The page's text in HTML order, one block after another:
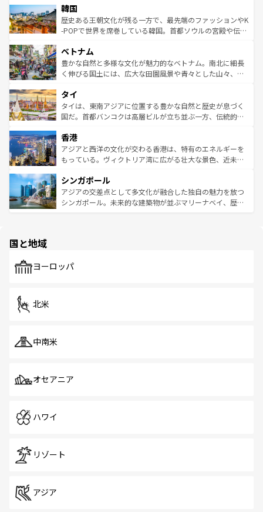
はコンテンツ一覧
いる。アクティビティも充実しており、サーフィンやダイ
ビング、ハイキングなど、アウトドア好きにはたまらな
い。オーストラリアの多彩な魅力を存分に味わいつくそ
参照してほしい。
ン）、静ひつな山岳地帯である台湾東部など、都市の喧騒
と山間の静けさが共存しており、訪れる人に新しい発見と
驚きをもたらしてくれる。また、奥深い台湾の食文化も魅
容にもいいと評判のスイーツなど、バラエティ豊かな料理
が味わえる。 なお、新着の台湾情報は コンテンツ一覧を参
照してほしい。
韓国
歴史ある王朝文化が残る一方で、最先端のファッションやK
-POPで世界を席巻している韓国。首都ソウルの宮殿や伝統
き、地方に足を延ばせば四季折々の自然美を楽しむことが
できる。そして、キムチや焼肉、絶品のストリートフード
まで、さまざまな韓国料理が待っている。夜には、韓国な
リティに包まれながら、韓国の多彩な魅力を心ゆくまで味
わってみてほしい。 なお、新着の韓国情報はコンテンツ一
覧を参照してほしい。
ベトナム
豊かな自然と多様な文化が魅力的なベトナム。南北に細長
く伸びる国土には、広大な田園風景や青々とした山々、世
急速な発展と共に伝統が息づく。ハノイの古い町並みやホ
ーチミン市のフランス統治時代の建物も、独特の雰囲気を
醸し出している。また、バラエティの豊かさとおいしさで
とつ。フォーやバインミー、ベトナムコーヒーなどは、ぜ
ひ現地で味わいたい。どの地域を訪れてもあたたかい人々
が旅行者を迎えてくれるので、きっと忘れられない旅にな
参照してほしい。
タイ
タイは、東南アジアに位置する豊かな自然と歴史が息づく
国だ。首都バンコクは高層ビルが立ち並ぶ一方、伝統的な
の活気が交差している。北部ではチェンマイなどの山岳地
帯で自然と触れ合い、南部ではプーケットやクラビの美し
いビーチでリゾート気分を楽しむことができる。タイ料理
激する。気候は一年中温暖で、どの季節にも異なる楽しみ
が待っている。親しみやすいタイの人々、仏教を中心とし
た文化、そして多様な観光資源が、訪れる旅人を魅了し続
香港
アジアと西洋の文化が交わる香港は、特有のエネルギーを
もっている。ヴィクトリア湾に広がる壮大な景色、近未来
み、どこを訪れても感動するはず。観光スポットが密集し
ており、効率よく見どころを回れるのも魅力。息をのむよ
うな絶景から文化的な体験まで、香港を存分に楽しみ尽く
シンガポール
アジアの交差点として多文化が融合した独自の魅力を放つ
シンガポール。未来的な建築物が並ぶマリーナベイ、歴史
で、ホーカーズは地元の風情を楽しめる外せないスポット
国と地域
ヨーロッパ
北米
中南米
オセアニア
ハワイ
リゾート
アジア